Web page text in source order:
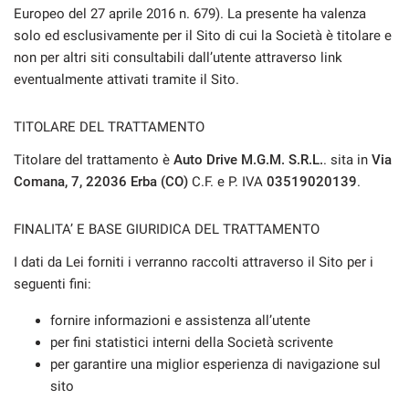
NEWS
Europeo del 27 aprile 2016 n. 679). La presente ha valenza
solo ed esclusivamente per il Sito di cui la Società è titolare e
non per altri siti consultabili dall’utente attraverso link
eventualmente attivati tramite il Sito.
TITOLARE DEL TRATTAMENTO
Titolare del trattamento è Auto Drive M.G.M. S.R.L.. sita in Via
Comana, 7, 22036 Erba (CO) C.F. e P. IVA 03519020139.
FINALITA’ E BASE GIURIDICA DEL TRATTAMENTO
I dati da Lei forniti i verranno raccolti attraverso il Sito per i
seguenti fini:
fornire informazioni e assistenza all’utente
per fini statistici interni della Società scrivente
per garantire una miglior esperienza di navigazione sul
sito
che
adottiamo
per
offrire
e
le
attività
descritte.
Per
ottenere
maggiori
informazioni
sull'utilità
sul
funzionamento